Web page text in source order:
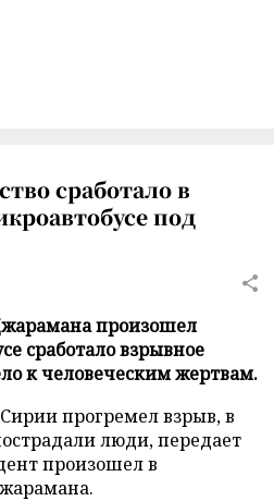
сработало в
под
произошел
сработало взрывное
к человеческим жертвам.
прогремел взрыв, в
люди, передает
произошел в